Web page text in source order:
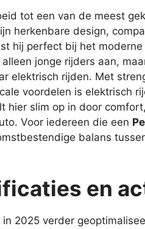
tot een van de meest
herkenbare design,
hij perfect bij het
jonge rijders aan,
elektrisch rijden. Met
voordelen is elektrisch
hier slim op in door
Voor iedereen die een
balans
en
2025 verder